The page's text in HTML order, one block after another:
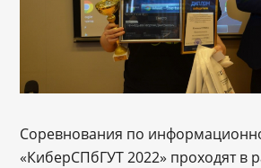
Соревнования по
«КиберСПбГУТ 2022» проходят в